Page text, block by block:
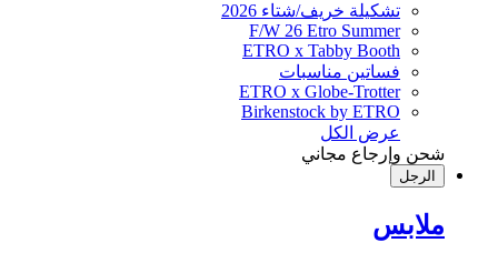
تشكيلة خريف/شتاء 2026
F/W 26 Etro Summer
ETRO x Tabby Booth
فساتين مناسبات
ETRO x Globe-Trotter
Birkenstock by ETRO
عرض الكل
شحن وإرجاع مجاني
الرجل
ملابس